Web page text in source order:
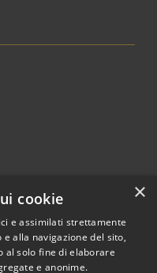
×
cookie
e assimilati strettamente
alla navigazione del sito,
al solo fine di elaborare
e anonime.